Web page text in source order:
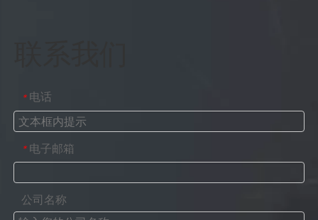
* 电话
* 电子邮箱
公司名称